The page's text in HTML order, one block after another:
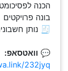
הכנה
בונה פרויקטים
🧾 נותן
💬 וואטסאפ:
232jyq